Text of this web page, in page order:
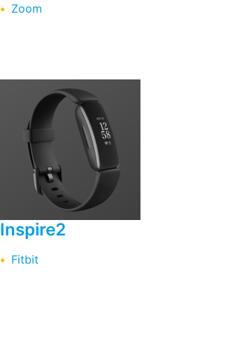
Zoom
Inspire2
Fitbit